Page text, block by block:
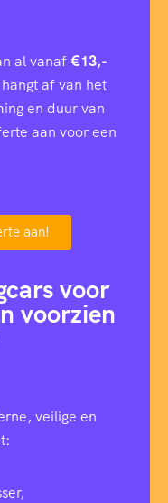
al vanaf€13,-
af van het
en duur van
aan voor een
aan!
voor
voorzien
veilige en